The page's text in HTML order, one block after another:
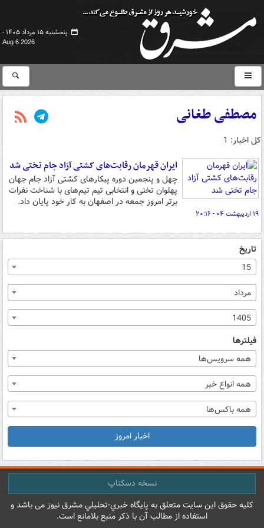
پنجشنبه ۱۵ مرداد ۱۴۰۵ -
Aug 6 2026
مصطفی طغانی
کل اخبار: 1
ایران قهرمان رقابت‌های کشتی آزاد جام تختی شد
چهل و پنجمین دوره پیکارهای کشتی آزاد جام جهان
پهلوان تختی و انتخابی تیم تیم‌های با شناخت نفرات
برتر امروز جمعه در اصفهان به کار خود پایان داد.
۱۹ اردیبهشت ۰۴ - ۲۰:۱۶
تاریخ
15
مرداد
1405
فیلترها
همه سرویس‌ها
همه انواع خبر
همه باکس‌ها
اخبار امروز
نسخه دسکتاپ
کليه حقوق اين سايت متعلق به پایگاه خبري-تحليلي مشرق نيوز می باشد و
استفاده از مطالب آن با ذکر منبع بلامانع است.